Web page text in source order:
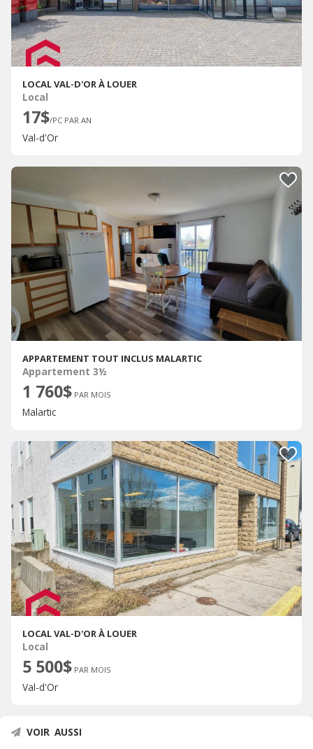
LOCAL VAL-D'OR À LOUER
Local
17$/PC PAR AN
Val-d'Or
APPARTEMENT TOUT INCLUS MALARTIC
Appartement 3½
1 760$ PAR MOIS
Malartic
LOCAL VAL-D'OR À LOUER
Local
5 500$ PAR MOIS
Val-d'Or
VOIR AUSSI